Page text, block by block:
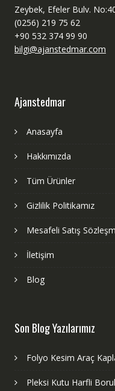
Zeybek, Efeler Bulv.
(0256) 219 75 62
+90 532 374 99 90
bilgi@ajanstedmar.com
Ajanstedmar
Anasayfa
Hakkımızda
Tüm Ürünler
Gizlilik Politikamız
Mesafeli Satış
İletişim
Blog
Son Blog Yazılarımız
Folyo Kesim Araç
Pleksi Kutu Harfli